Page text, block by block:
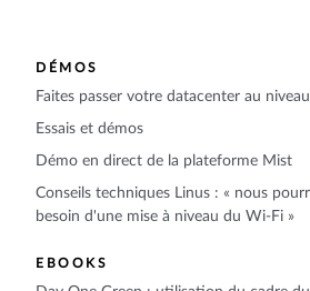
DÉMOS
Faites passer votre datacenter au
Essais et démos
Démo en direct de la plateforme Mist
Conseils techniques Linus : « nous
besoin d'une mise à niveau du Wi-Fi »
EBOOKS